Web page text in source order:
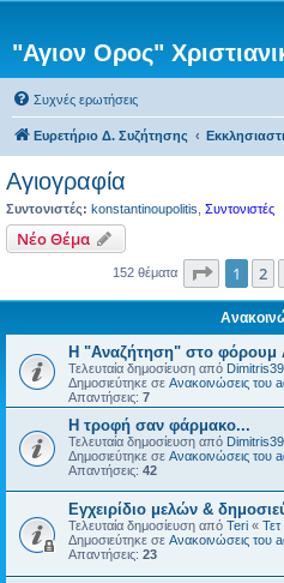
"Αγιον Ορος"
Συχνές ερωτήσεις
Ευρετήριο Δ. Συζήτησης
Αγιογραφία
Συντονιστές: konstantinoupolitis Συντονιστές
Νέο Θέμα
152 θέματα Σελίδα
1 2
Η "Αναζήτηση" στο φόρουμ
Τελευταία δημοσίευση από Dimitris39
Δημοσιεύτηκε σε Ανακοινώσεις του
Απαντήσεις: 7
H τροφή σαν φάρμακο...
Τελευταία δημοσίευση από Dimitris39
Δημοσιεύτηκε σε Ανακοινώσεις του
Απαντήσεις: 42
Εγχειρίδιο μελών &
Τελευταία δημοσίευση από Teri «
Δημοσιεύτηκε σε Ανακοινώσεις του
Απαντήσεις: 23